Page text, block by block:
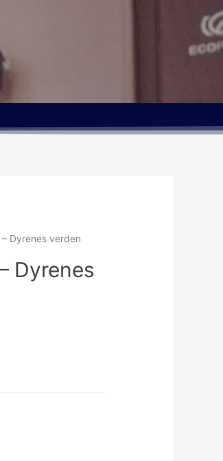
Dyrenes verden
Dyrenes